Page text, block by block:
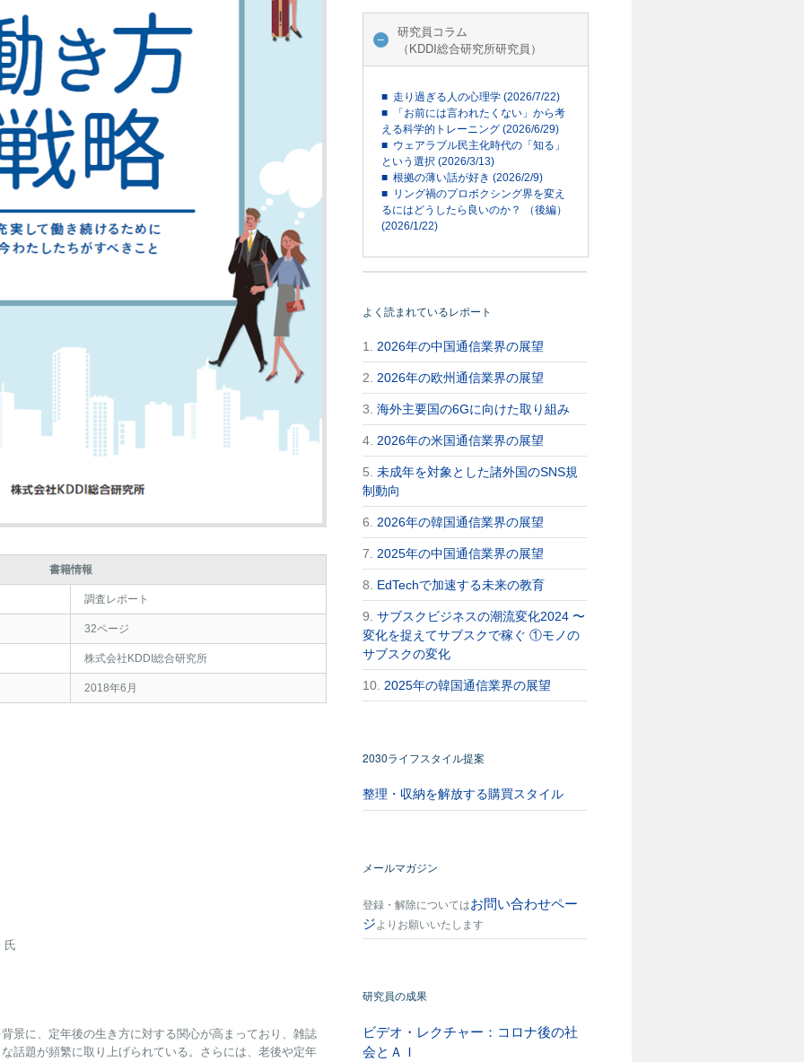
書籍情報
調査レポート
32ページ
株式会社KDDI総合研究所
2018年6月
氏
景に、定年後の生き方に対する関心が高まっており、雑誌
話題が頻繁に取り上げられている。さらには、老後や定年
研究員コラム
（KDDI総合研究所研究員）
■ 走り過ぎる人の心理学 (2026/7/22)
■ 「お前には言われたくない」から考
える科学的トレーニング (2026/6/29)
■ ウェアラブル民主化時代の「知る」
という選択 (2026/3/13)
■ 根拠の薄い話が好き (2026/2/9)
■ リング禍のプロボクシング界を変え
るにはどうしたら良いのか？ （後編）
(2026/1/22)
よく読まれているレポート
1. 2026年の中国通信業界の展望
2. 2026年の欧州通信業界の展望
3. 海外主要国の6Gに向けた取り組み
4. 2026年の米国通信業界の展望
5. 未成年を対象とした諸外国のSNS規
制動向
6. 2026年の韓国通信業界の展望
7. 2025年の中国通信業界の展望
8. EdTechで加速する未来の教育
9. サブスクビジネスの潮流変化2024 〜
変化を捉えてサブスクで稼ぐ ①モノの
サブスクの変化
10. 2025年の韓国通信業界の展望
2030ライフスタイル提案
整理・収納を解放する購買スタイル
メールマガジン
登録・解除についてはお問い合わせペー
ジよりお願いいたします
研究員の成果
ビデオ・レクチャー：コロナ後の社
会とＡＩ